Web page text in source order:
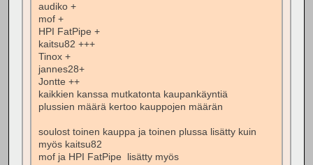
audiko +
mof +
HPI FatPipe +
kaitsu82 +++
Tinox +
jannes28+
Jontte ++
kaikkien kanssa mutkatonta kaupankäyntiä
plussien määrä kertoo kauppojen määrän
soulost toinen kauppa ja toinen plussa lisätty kuin
myös kaitsu82
mof ja HPI FatPipe lisätty myös